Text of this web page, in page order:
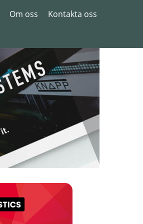
Om oss
Kontakta oss